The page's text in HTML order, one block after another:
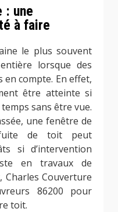
: une
à faire
le plus souvent
lorsque des
compte. En effet,
être atteinte si
sans être vue.
une fenêtre de
de toit peut
si d’intervention
en travaux de
Couverture
86200 pour
toit.